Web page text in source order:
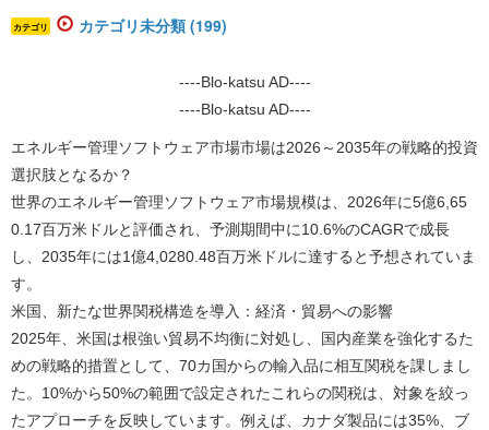
カテゴリ カテゴリ未分類 (199)
----Blo-katsu AD----
----Blo-katsu AD----
エネルギー管理ソフトウェア市場市場は2026～2035年の戦略的投資
選択肢となるか？
世界のエネルギー管理ソフトウェア市場規模は、2026年に5億6,65
0.17百万米ドルと評価され、予測期間中に10.6%のCAGRで成長
し、2035年には1億4,0280.48百万米ドルに達すると予想されていま
す。
米国、新たな世界関税構造を導入：経済・貿易への影響
2025年、米国は根強い貿易不均衡に対処し、国内産業を強化するた
めの戦略的措置として、70カ国からの輸入品に相互関税を課しまし
た。10%から50%の範囲で設定されたこれらの関税は、対象を絞っ
たアプローチを反映しています。例えば、カナダ製品には35%、ブ